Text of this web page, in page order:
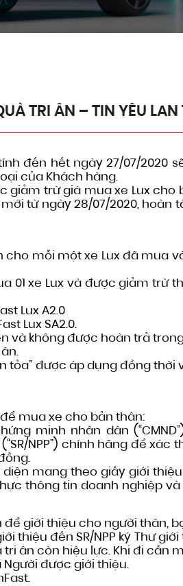
TRI ÂN – TIN YÊU LAN
đến hết ngày 27/07/2020
của Khách hàng.
trừ giá mua xe Lux cho
từ ngày 28/07/2020, hoàn
mỗi một xe Lux đã mua
xe Lux và được giảm trừ
Lux A2.0
Lux SA2.0.
và không được hoàn trả
tỏa” được áp dụng đồng
mua xe cho bản thân:
minh nhân dân
NPP”) chính hãng để
mang theo giấy giới
thông tin doanh nghiệp
giới thiệu cho người thân,
thiệu đến SR/NPP ký Thư
ân còn hiệu lực. Khi đi cần
được giới thiệu.